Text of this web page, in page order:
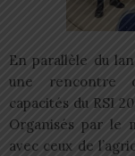
En parallèle du
une rencontre
capacités du RSI
Organisés par le
avec ceux de